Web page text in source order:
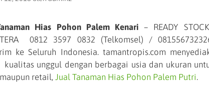
Hias Pohon Palem Kenari – READY
0812 3597 0832 (Telkomsel) /
ke Seluruh Indonesia. tamantropis.com
kualitas unggul dengan berbagai usia dan ukuran
retail, Jual Tanaman Hias Pohon Palem Putri.